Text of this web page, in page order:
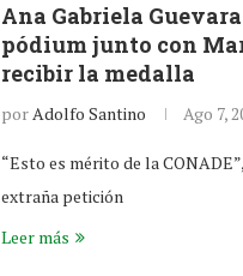
Ana Gabriela
pódium junto con
recibir la medalla
porAdolfo Santino Ago 7,
“Esto es mérito de la
extraña petición
Leer más